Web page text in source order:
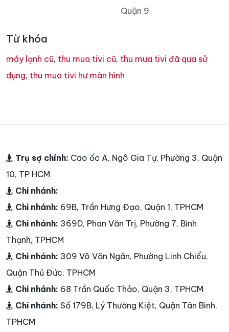
Quận 9
Từ khóa
máy lạnh cũ, thu mua tivi cũ, thu mua tivi đã qua sử
dụng, thu mua tivi hư màn hình
Trụ sợ chính: Cao ốc A, Ngô Gia Tự, Phường 3, Quận
10, TP HCM
Chi nhánh:
Chi nhánh: 69B, Trần Hưng Đạo, Quận 1, TPHCM
Chi nhánh: 369D, Phan Văn Trị, Phường 7, Bình
Thạnh, TPHCM
Chi nhánh: 309 Võ Văn Ngân, Phường Linh Chiểu,
Quận Thủ Đức, TPHCM
Chi nhánh: 68 Trần Quốc Thảo, Quận 3, TPHCM
Chi nhánh: Số 179B, Lý Thường Kiệt, Quận Tân Bình,
TPHCM